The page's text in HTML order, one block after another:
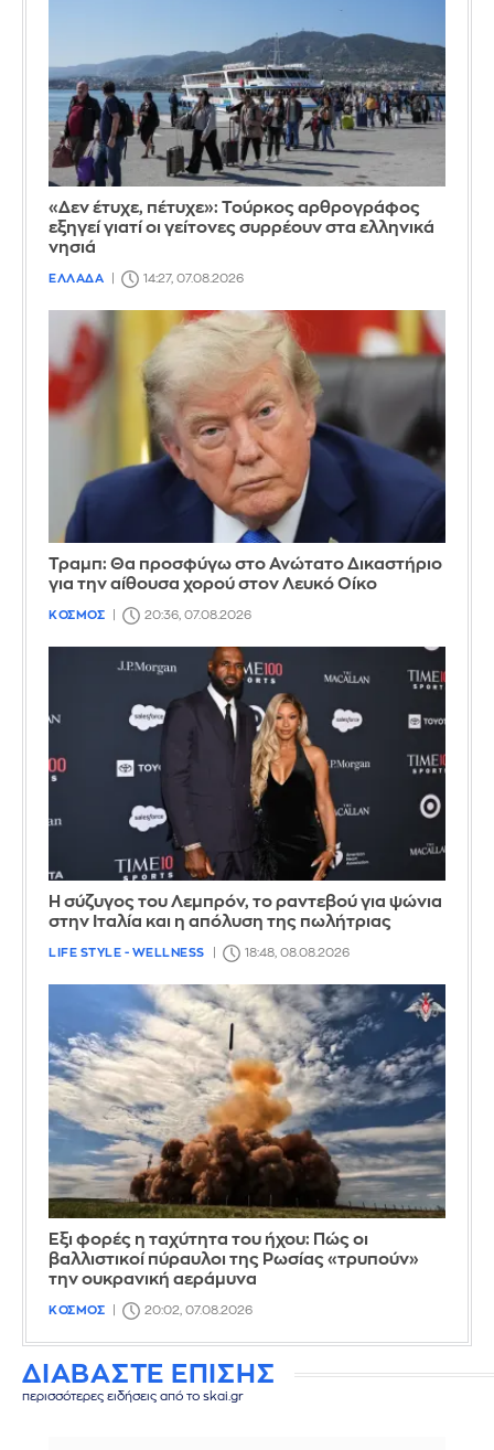
«Δεν έτυχε, πέτυχε»: Τούρκος αρθρογράφος
εξηγεί γιατί οι γείτονες συρρέουν στα ελληνικά
νησιά
ΕΛΛΑΔΑ 14:27, 07.08.2026
Τραμπ: Θα προσφύγω στο Ανώτατο Δικαστήριο
για την αίθουσα χορού στον Λευκό Οίκο
ΚΟΣΜΟΣ 20:36, 07.08.2026
Η σύζυγος του Λεμπρόν, το ραντεβού για ψώνια
στην Ιταλία και η απόλυση της πωλήτριας
LIFE STYLE - WELLNESS 18:48, 08.08.2026
Έξι φορές η ταχύτητα του ήχου: Πώς οι
βαλλιστικοί πύραυλοι της Ρωσίας «τρυπούν»
την ουκρανική αεράμυνα
ΚΟΣΜΟΣ 20:02, 07.08.2026
ΔΙΑΒΑΣΤΕ ΕΠΙΣΗΣ
περισσότερες ειδήσεις από το skai.gr